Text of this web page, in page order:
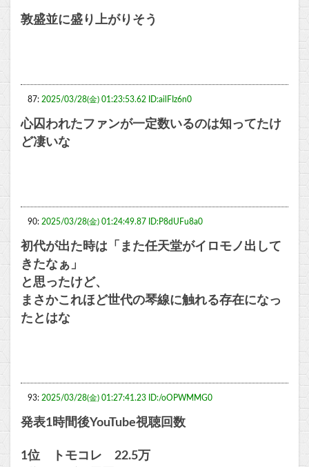
敦盛並に盛り上がりそう
87: 2025/03/28(金) 01:23:53.62 ID:ailFIz6n0
心囚われたファンが一定数いるのは知ってたけ
ど凄いな
90: 2025/03/28(金) 01:24:49.87 ID:P8dUFu8a0
初代が出た時は「また任天堂がイロモノ出して
きたなぁ」
と思ったけど、
まさかこれほど世代の琴線に触れる存在になっ
たとはな
93: 2025/03/28(金) 01:27:41.23 ID:/oOPWMMG0
発表1時間後YouTube視聴回数
1位 トモコレ 22.5万